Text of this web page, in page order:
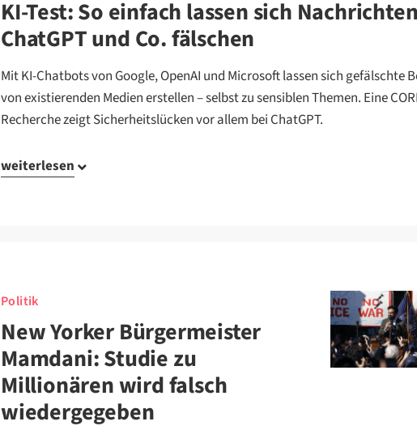
KI-Test: So einfach lassen sich
ChatGPT und Co. fälschen
Mit KI-Chatbots von Google, OpenAI und Microsoft lassen sich gefälschte
von existierenden Medien erstellen – selbst zu sensiblen Themen. Eine
Recherche zeigt Sicherheitslücken vor allem bei ChatGPT.
weiterlesen
Politik
New Yorker Bürgermeister
Mamdani: Studie zu
Millionären wird falsch
wiedergegeben